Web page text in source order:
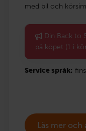
med bil och
Din Back to
på köpet (1 i
Service språk:
Läs mer och